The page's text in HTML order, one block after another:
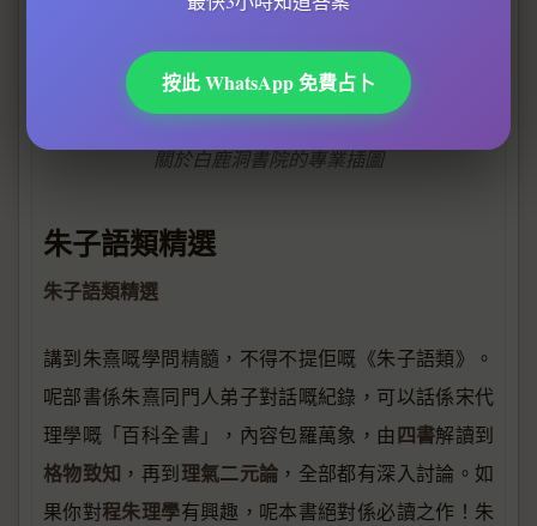
關於白鹿洞書院的專業插圖
朱子語類精選
朱子語類精選
講到朱熹嘅學問精髓，不得不提佢嘅《朱子語類》。
呢部書係朱熹同門人弟子對話嘅紀錄，可以話係宋代
理學嘅「百科全書」，內容包羅萬象，由四書解讀到
格物致知 ，再到理氣二元論 ，全部都有深入討論。如
果你對程朱理學有興趣，呢本書絕對係必讀之作！朱
按此 WhatsApp 免費占卜